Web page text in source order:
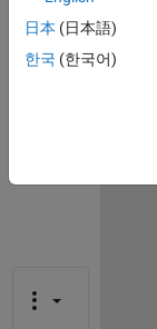
per
o
日本 (日本語)
한국 (한국어)